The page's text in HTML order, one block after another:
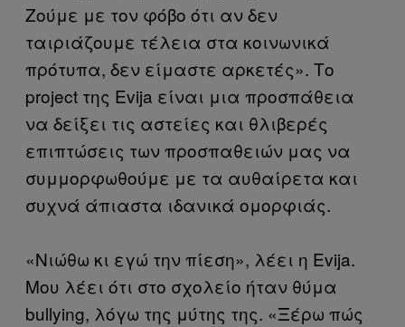
Ζούμε με τον φόβο ότι αν δεν
ταιριάζουμε τέλεια στα κοινωνικά
πρότυπα, δεν είμαστε αρκετές». Το
project της Evija είναι μια προσπάθεια
να δείξει τις αστείες και θλιβερές
επιπτώσεις των προσπαθειών μας να
συμμορφωθούμε με τα αυθαίρετα και
συχνά άπιαστα ιδανικά ομορφιάς.
«Νιώθω κι εγώ την πίεση», λέει η Evija.
Μου λέει ότι στο σχολείο ήταν θύμα
bullying, λόγω της μύτης της. «Ξέρω πώς